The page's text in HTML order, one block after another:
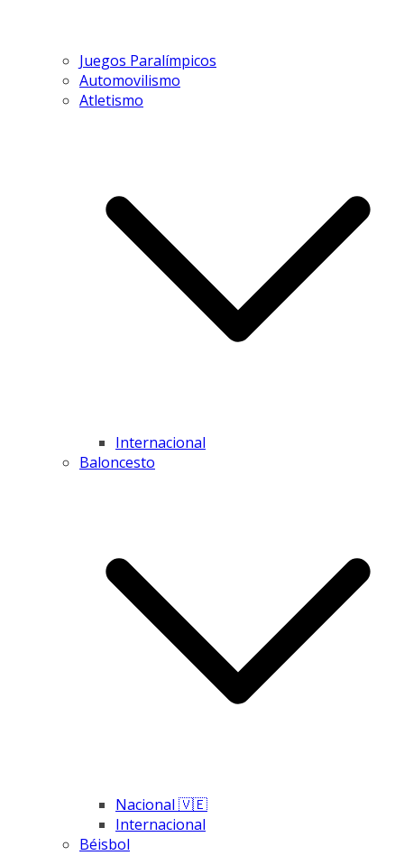
Juegos Paralímpicos
Automovilismo
Atletismo
Internacional
Baloncesto
Nacional 🇻🇪
Internacional
Béisbol